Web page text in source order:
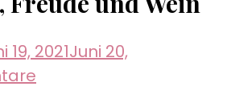
19, 2021Juni 20,